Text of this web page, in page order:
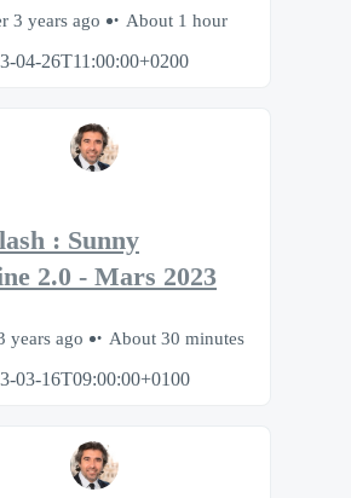
3 years ago
About 1 hour
04-26T11:00:00+0200
: Sunny
2.0 - Mars 2023
years ago
About 30 minutes
03-16T09:00:00+0100